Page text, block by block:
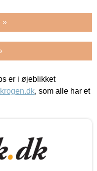
»
er i øjeblikket
, som alle har et